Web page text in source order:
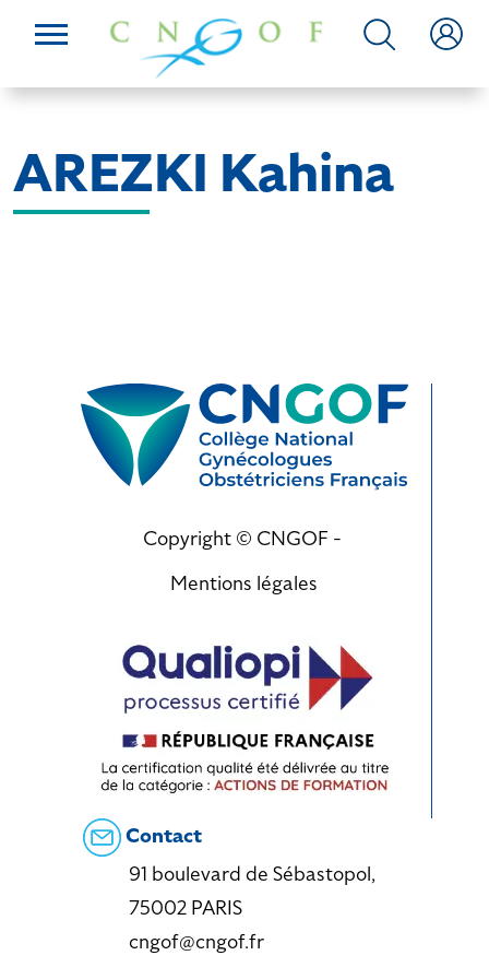
AREZKI Kahina
Copyright © CNGOF -
Mentions légales
Contact
91 boulevard de Sébastopol,
75002 PARIS
cngof@cngof.fr